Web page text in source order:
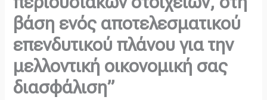
βάση ενός αποτελεσματικού
επενδυτικού πλάνου για την
μελλοντική οικονομική σας
διασφάλιση”